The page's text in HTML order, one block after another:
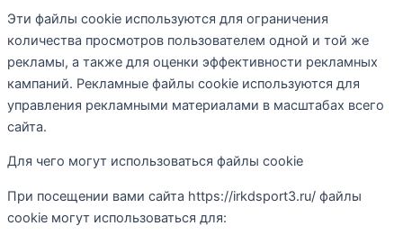
Эти файлы cookie используются для ограничения
количества просмотров пользователем одной и той же
рекламы, а также для оценки эффективности рекламных
кампаний. Рекламные файлы cookie используются для
управления рекламными материалами в масштабах всего
сайта.
Для чего могут использоваться файлы cookie
При посещении вами сайта https://irkdsport3.ru/ файлы
cookie могут использоваться для: